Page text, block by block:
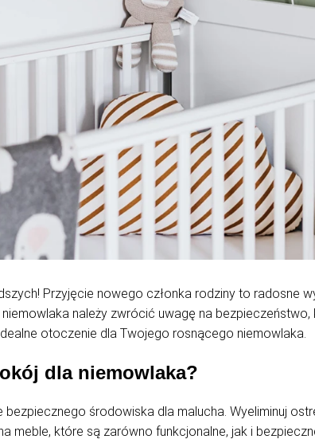
Przyjęcie nowego członka rodziny to radosne
należy zwrócić uwagę na
otoczenie dla Twojego rosnącego niemowlaka.
dla niemowlaka?
środowiska dla malucha. Wyeliminuj
meble, które są zarówno funkcjonalne, jak i